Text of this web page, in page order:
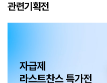
관련기획전